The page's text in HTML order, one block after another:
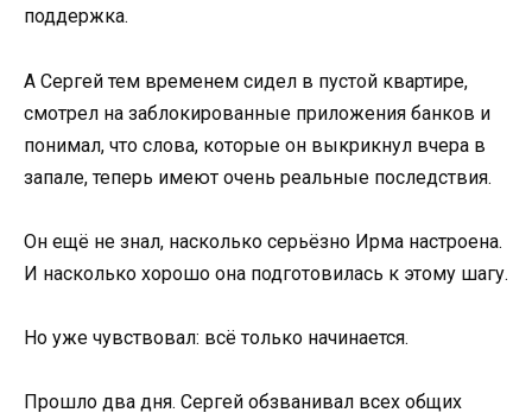
поддержка.
А Сергей тем временем сидел в пустой квартире,
смотрел на заблокированные приложения банков и
понимал, что слова, которые он выкрикнул вчера в
запале, теперь имеют очень реальные последствия.
Он ещё не знал, насколько серьёзно Ирма настроена.
И насколько хорошо она подготовилась к этому шагу.
Но уже чувствовал: всё только начинается.
Прошло два дня. Сергей обзванивал всех общих